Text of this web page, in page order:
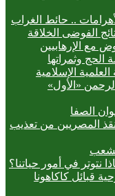
.. حائط الغراب
الفوضى الخلاقة
مع الإرهابيين
وثمراتها
الإسلامية
«الأول»
الصفا
المصريين من تعذيب
نتوتر في أمور حياتنا؟
قبائل كاكاهونا